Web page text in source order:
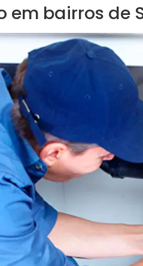
em bairros de